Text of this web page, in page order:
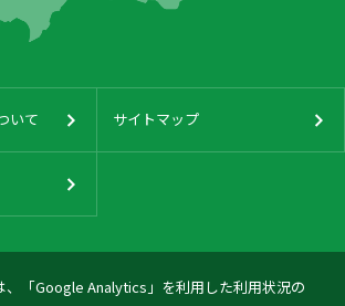
、「Google Analytics」を利用した利用状況の
いて サイトマップ